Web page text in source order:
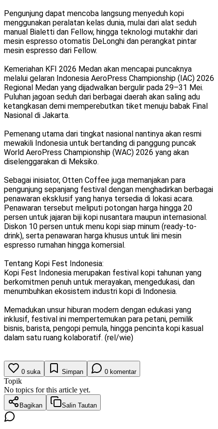
Pengunjung dapat mencoba langsung menyeduh kopi
menggunakan peralatan kelas dunia, mulai dari alat seduh
manual Bialetti dan Fellow, hingga teknologi mutakhir dari
mesin espresso otomatis DeLonghi dan perangkat pintar
mesin espresso dari Fellow.
Kemeriahan KFI 2026 Medan akan mencapai puncaknya
melalui gelaran Indonesia AeroPress Championship (IAC) 2026
Regional Medan yang dijadwalkan bergulir pada 29–31 Mei.
Puluhan jagoan seduh dari berbagai daerah akan saling adu
ketangkasan demi memperebutkan tiket menuju babak Final
Nasional di Jakarta.
Pemenang utama dari tingkat nasional nantinya akan resmi
mewakili Indonesia untuk bertanding di panggung puncak
World AeroPress Championship (WAC) 2026 yang akan
diselenggarakan di Meksiko.
Sebagai inisiator, Otten Coffee juga memanjakan para
pengunjung sepanjang festival dengan menghadirkan berbagai
penawaran eksklusif yang hanya tersedia di lokasi acara.
Penawaran tersebut meliputi potongan harga hingga 20
persen untuk jajaran biji kopi nusantara maupun internasional.
Diskon 10 persen untuk menu kopi siap minum (ready-to-
drink), serta penawaran harga khusus untuk lini mesin
espresso rumahan hingga komersial.
Tentang Kopi Fest Indonesia:
Kopi Fest Indonesia merupakan festival kopi tahunan yang
berkomitmen penuh untuk merayakan, mengedukasi, dan
menumbuhkan ekosistem industri kopi di Indonesia.
Memadukan unsur hiburan modern dengan edukasi yang
inklusif, festival ini mempertemukan para petani, pemilik
bisnis, barista, pengopi pemula, hingga pencinta kopi kasual
dalam satu ruang kolaboratif. (rel/wie)
0 suka Simpan 0 komentar
Topik
No topics for this article yet.
Bagikan Salin Tautan